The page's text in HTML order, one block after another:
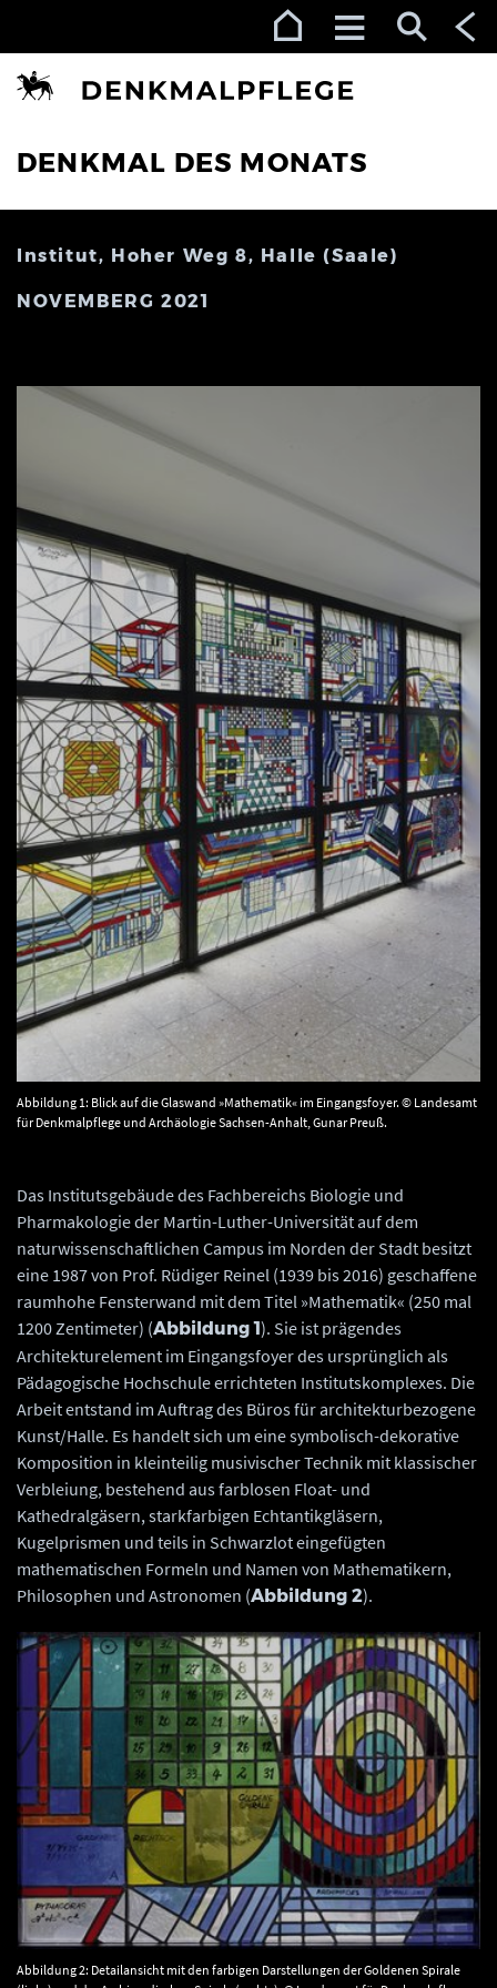
DENKMAL DES MONATS
Institut, Hoher Weg 8, Halle (Saale)
NOVEMBERG 2021
Abbildung 1: Blick auf die Glaswand »Mathematik« im Eingangsfoyer. © Landesamt
für Denkmalpflege und Archäologie Sachsen-Anhalt, Gunar Preuß.
Das Institutsgebäude des Fachbereichs Biologie und
Pharmakologie der Martin-Luther-Universität auf dem
naturwissenschaftlichen Campus im Norden der Stadt besitzt
eine 1987 von Prof. Rüdiger Reinel (1939 bis 2016) geschaffene
raumhohe Fensterwand mit dem Titel »Mathematik« (250 mal
1200 Zentimeter) (Abbildung 1 ). Sie ist prägendes
Architekturelement im Eingangsfoyer des ursprünglich als
Pädagogische Hochschule errichteten Institutskomplexes. Die
Arbeit entstand im Auftrag des Büros für architekturbezogene
Kunst/Halle. Es handelt sich um eine symbolisch-dekorative
Komposition in kleinteilig musivischer Technik mit klassischer
Verbleiung, bestehend aus farblosen Float- und
Kathedralgäsern, starkfarbigen Echtantikgläsern,
Kugelprismen und teils in Schwarzlot eingefügten
mathematischen Formeln und Namen von Mathematikern,
Philosophen und Astronomen (Abbildung 2).
Abbildung 2: Detailansicht mit den farbigen Darstellungen der Goldenen Spirale